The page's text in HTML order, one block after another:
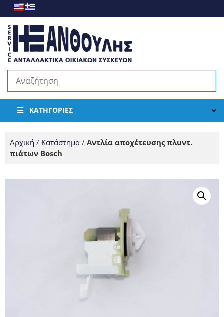
ΚΑΤΗΓΟΡΊΕΣ
Αρχική / Κατάστημα / Αντλία αποχέτευσης πλυντ.
πιάτων Bosch